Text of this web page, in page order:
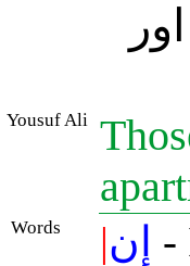
Yousuf Ali
Words |إن -